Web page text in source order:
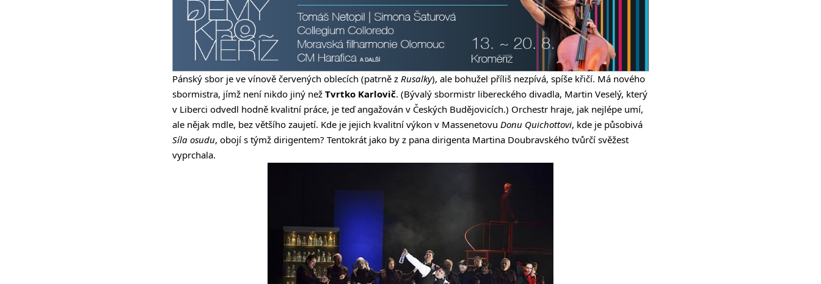
Pánský sbor je ve vínově červených oblecích (patrně z Rusalky), ale bohužel příliš nezpívá, spíše křičí. Má nového
sbormistra, jímž není nikdo jiný než Tvrtko Karlovič. (Bývalý sbormistr libereckého divadla, Martin Veselý, který
v Liberci odvedl hodně kvalitní práce, je teď angažován v Českých Budějovicích.) Orchestr hraje, jak nejlépe umí,
ale nějak mdle, bez většího zaujetí. Kde je jejich kvalitní výkon v Massenetovu Donu Quichottovi, kde je působivá
Síla osudu, obojí s týmž dirigentem? Tentokrát jako by z pana dirigenta Martina Doubravského tvůrčí svěžest
vyprchala.